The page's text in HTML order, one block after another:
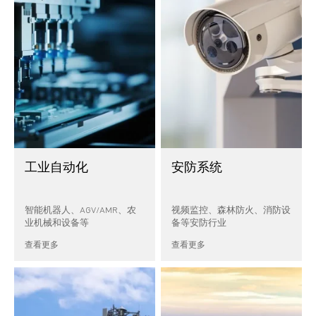
工业自动化
智能机器人、AGV/AMR、农
业机械和设备等
查看更多
安防系统
视频监控、森林防火、消防设
备等安防行业
查看更多